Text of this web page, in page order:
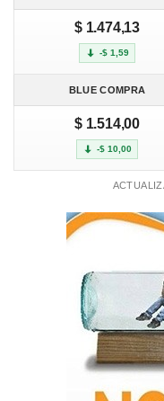
$ 1.474,13
-$ 1,59
BLUE COMPRA
$ 1.514,00
-$ 10,00